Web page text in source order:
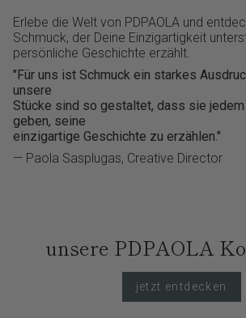
Erlebe die Welt von PDPAOLA und
Schmuck, der Deine Einzigartigkeit
persönliche Geschichte erzählt.
"Für uns ist Schmuck ein starkes
unsere
Stücke sind so gestaltet, dass sie
geben, seine
einzigartige Geschichte zu erzählen."
— Paola Sasplugas, Creative Director
unsere PDPAOLA
jetzt entdecken